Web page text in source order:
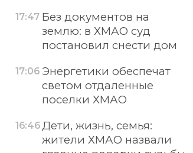
17:47 Без документов на
землю: в ХМАО суд
постановил снести дом
17:06 Энергетики обеспечат
светом отдаленные
поселки ХМАО
16:46Дети, жизнь, семья:
жители ХМАО назвали